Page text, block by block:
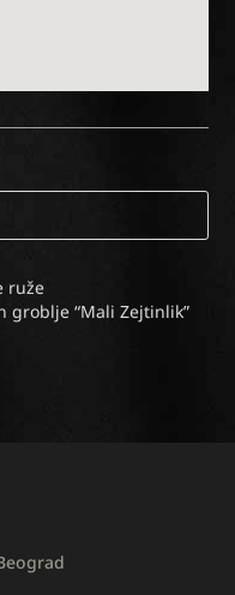
ruže
groblje “Mali Zejtinlik”